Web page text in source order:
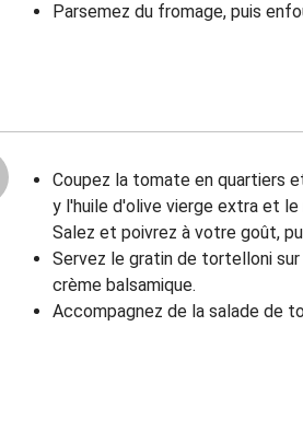
Parsemez du fromage, puis
Coupez la tomate en quartiers
y l'huile d'olive vierge extra et
Salez et poivrez à votre goût,
Servez le gratin de tortelloni
crème balsamique.
Accompagnez de la salade de